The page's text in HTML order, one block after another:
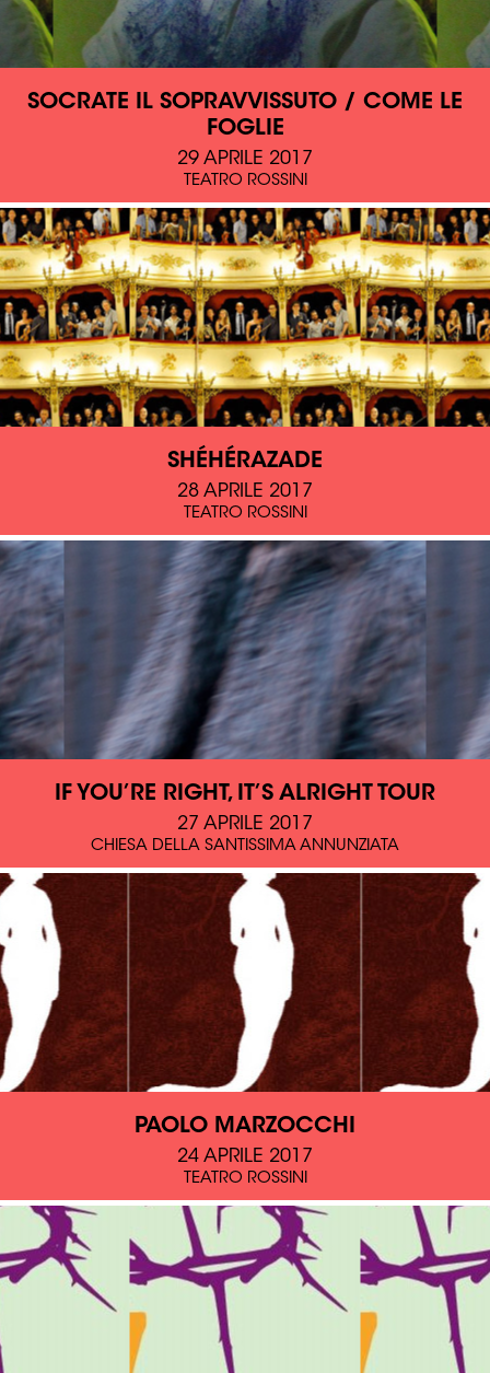
SOCRATE IL SOPRAVVISSUTO / COME LE
FOGLIE
29 APRILE 2017
TEATRO ROSSINI
SHÉHÉRAZADE
28 APRILE 2017
TEATRO ROSSINI
IF YOU’RE RIGHT, IT’S ALRIGHT TOUR
27 APRILE 2017
CHIESA DELLA SANTISSIMA ANNUNZIATA
PAOLO MARZOCCHI
24 APRILE 2017
TEATRO ROSSINI